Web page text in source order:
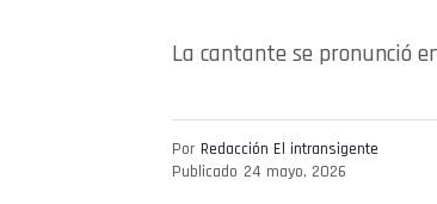
La cantante se pronunció
Por Redacción El intransigente
Publicado 24 mayo, 2026